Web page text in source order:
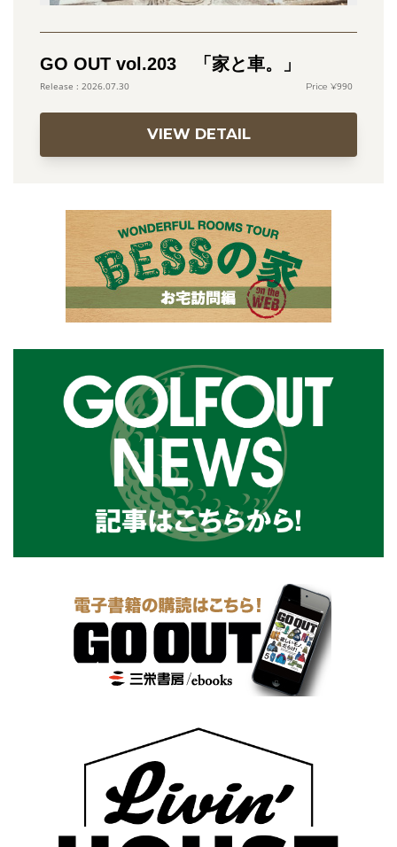
GO OUT vol.203 「家と車。」
2026.07.30 990
VIEW DETAIL